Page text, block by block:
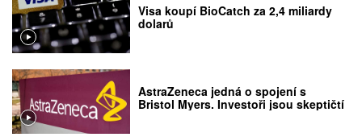
Visa koupí BioCatch za 2,4 miliardy
dolarů
AstraZeneca jedná o spojení s
Bristol Myers. Investoři jsou skeptičtí